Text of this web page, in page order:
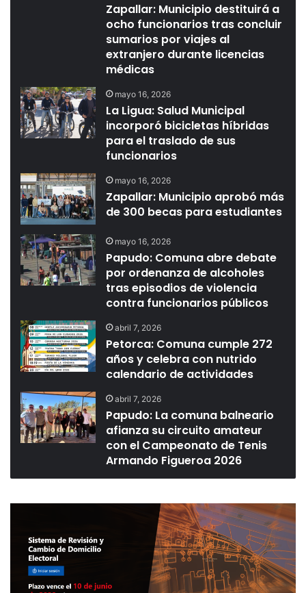
Zapallar: Municipio destituirá a
ocho funcionarios tras concluir
sumarios por viajes al
extranjero durante licencias
médicas
mayo 16, 2026
La Ligua: Salud Municipal
incorporó bicicletas híbridas
para el traslado de sus
funcionarios
mayo 16, 2026
Zapallar: Municipio aprobó más
de 300 becas para estudiantes
mayo 16, 2026
Papudo: Comuna abre debate
por ordenanza de alcoholes
tras episodios de violencia
contra funcionarios públicos
abril 7, 2026
Petorca: Comuna cumple 272
años y celebra con nutrido
calendario de actividades
abril 7, 2026
Papudo: La comuna balneario
afianza su circuito amateur
con el Campeonato de Tenis
Armando Figueroa 2026